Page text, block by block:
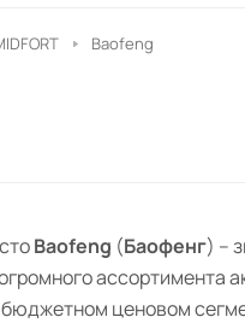
Baofeng
Baofeng (Баофенг) –
ассортимента
ценовом